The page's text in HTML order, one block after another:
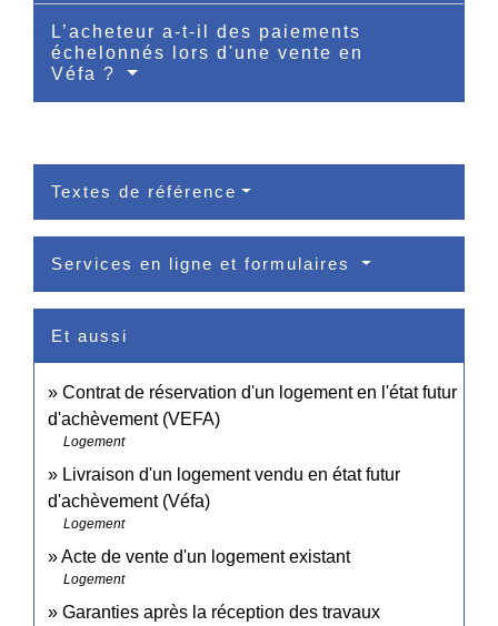
L’acheteur a-t-il des paiements
échelonnés lors d'une vente en
Véfa ?
Textes de référence
Services en ligne et formulaires
Et aussi
Contrat de réservation d'un logement en l'état futur
d'achèvement (VEFA)
Logement
Livraison d'un logement vendu en état futur
d'achèvement (Véfa)
Logement
Acte de vente d'un logement existant
Logement
Garanties après la réception des travaux